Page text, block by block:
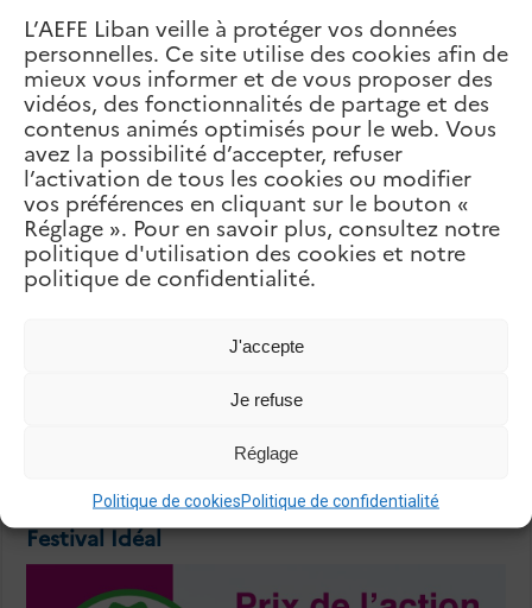
L’AEFE Liban veille à protéger vos données
personnelles. Ce site utilise des cookies afin de
mieux vous informer et de vous proposer des
vidéos, des fonctionnalités de partage et des
contenus animés optimisés pour le web. Vous
avez la possibilité d’accepter, refuser
l’activation de tous les cookies ou modifier
vos préférences en cliquant sur le bouton «
Réglage ». Pour en savoir plus, consultez notre
politique d'utilisation des cookies et notre
politique de confidentialité.
J'accepte
Je refuse
Réglage
Politique de cookiesPolitique de confidentialité
Précédent
Collège Protestant Français
Metn
suivant
Collège des Filles de la Charité –
Dar En-Nour
Articles Liés
Festival Idéal